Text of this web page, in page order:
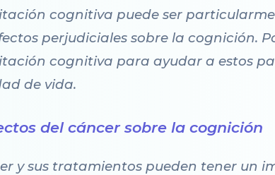
cognitiva puede ser
perjudiciales sobre la cognición.
cognitiva para ayudar a estos
de vida.
del cáncer sobre la cognición
y sus tratamientos pueden tener un